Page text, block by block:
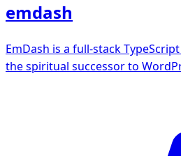
emdash
EmDash is a full-stack
the spiritual successor to